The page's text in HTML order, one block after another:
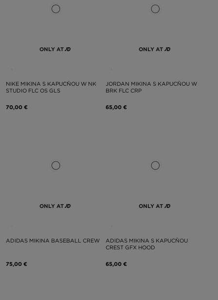
ONLY AT
NIKE MIKINA S KAPUCŇOU W NK
STUDIO FLC OS GLS
70,00 €
ONLY AT
JORDAN MIKINA S KAPUCŇOU W
BRK FLC CRP
65,00 €
ONLY AT
ADIDAS MIKINA BASEBALL CREW
75,00 €
ONLY AT
ADIDAS MIKINA S KAPUCŇOU
CREST GFX HOOD
65,00 €